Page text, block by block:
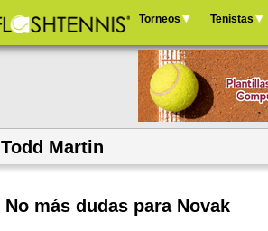
principal
Torneos Tenistas
Todd Martin
No más dudas para Novak